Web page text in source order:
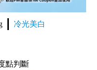
冷光美白
點判斷